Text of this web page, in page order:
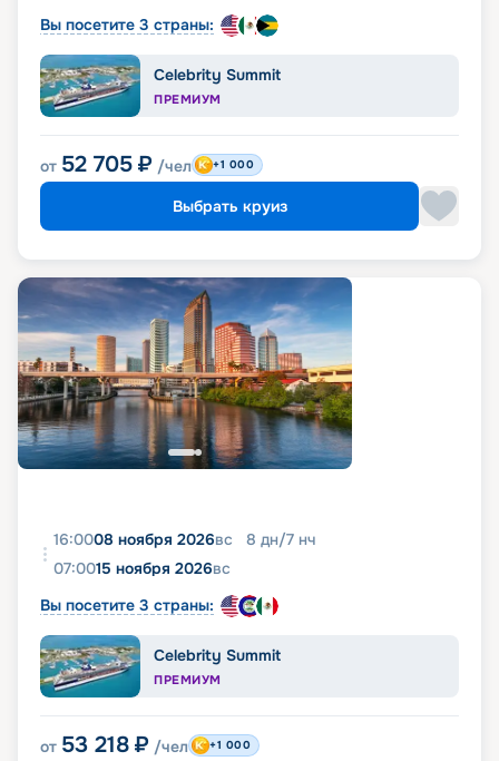
Вы посетите 3 страны:
Celebrity Summit
ПРЕМИУМ
от 52 705 ₽ /чел +1 000
Выбрать круиз
16:0008 ноября 2026вс 8 дн/7 нч
07:0015 ноября 2026вс
Вы посетите 3 страны:
Celebrity Summit
ПРЕМИУМ
от 53 218 ₽ /чел +1 000